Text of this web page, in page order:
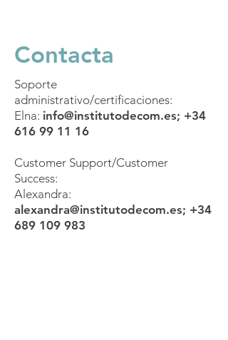
Contacta
Soporte
administrativo/certificaciones:
Elna: info@institutodecom.es; +34
616 99 11 16
Customer Support/Customer
Success:
Alexandra:
alexandra@institutodecom.es; +34
689 109 983